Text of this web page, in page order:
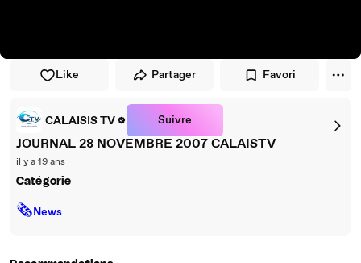
Like Partager Favori
CALAISIS TV Suivre
JOURNAL 28 NOVEMBRE 2007 CALAISTV
il y a 19 ans
Catégorie
🗞News